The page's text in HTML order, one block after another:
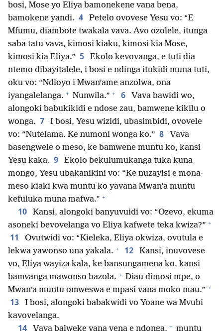
bosi, Mose yo Eliya bamonekene vana bena,
bamokene yandi. 4
Petelo ovovese Yesu vo: “E
Mfumu, diambote twakala vava. Avo ozolele, itunga
saba tatu vava, kimosi kiaku, kimosi kia Mose,
kimosi kia Eliya.” 5
Ekolo kevovanga, e tuti dia
ntemo dibayitalele, i bosi e ndinga itukidi muna tuti,
oku vo: “Ndioyo i Mwan’ame anzolwa, ona
iyangalelanga. + Nunwila.” + 6
Vava bawidi wo,
alongoki babukikidi e ndose zau, bamwene kikilu o
wonga. 7
I bosi, Yesu wizidi, ubasimbidi, ovovele
vo: “Nutelama. Ke numoni wonga ko.” 8
Vava
basengwele o meso, ke bamwene muntu ko, kansi
Yesu kaka. 9
Ekolo bekulumukanga tuka kuna
mongo, Yesu ubakanikini vo: “Ke nuzayisi e mona-
meso kiaki kwa muntu ko yavana Mwan’a muntu
kefuluka muna mafwa.” +
10
Kansi, alongoki banyuvuidi vo: “Ozevo, ekuma
asoneki bevovelanga vo Eliya kafwete teka kwiza?” +
11
Ovutwidi vo: “Kieleka, Eliya okwiza, ovutula e
lekwa yawonso una yakala. + 12
Kansi, inuvovese
vo, Eliya wayiza kala, ke bansungamena ko, kansi
bamvanga mawonso bazola. + Diau dimosi mpe, o
Mwan’a muntu omweswa e mpasi vana moko mau.” +
13
I bosi, alongoki babakwidi vo Yoane wa Mvubi
kavovelanga.
14 Vava balweke vana vena e ndonga, + muntu